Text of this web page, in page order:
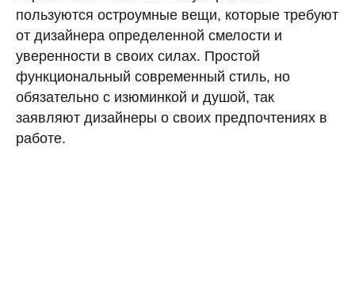
пользуются остроумные вещи, которые требуют
от дизайнера определенной смелости и
уверенности в своих силах. Простой
функциональный современный стиль, но
обязательно с изюминкой и душой, так
заявляют дизайнеры о своих предпочтениях в
работе.